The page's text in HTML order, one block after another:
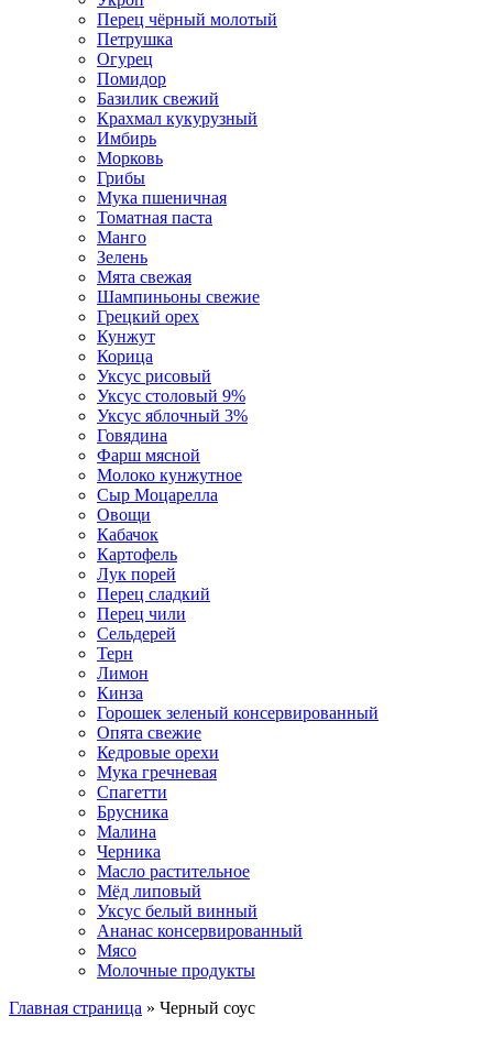
Перец чёрный молотый
Петрушка
Огурец
Помидор
Базилик свежий
Крахмал кукурузный
Имбирь
Морковь
Грибы
Мука пшеничная
Томатная паста
Манго
Зелень
Мята свежая
Шампиньоны свежие
Грецкий орех
Кунжут
Корица
Уксус рисовый
Уксус столовый 9%
Уксус яблочный 3%
Говядина
Фарш мясной
Молоко кунжутное
Сыр Моцарелла
Овощи
Кабачок
Картофель
Лук порей
Перец сладкий
Перец чили
Сельдерей
Терн
Лимон
Кинза
Горошек зеленый консервированный
Опята свежие
Кедровые орехи
Мука гречневая
Спагетти
Брусника
Малина
Черника
Масло растительное
Мёд липовый
Уксус белый винный
Ананас консервированный
Мясо
Молочные продукты
Главная страница » Черный соус